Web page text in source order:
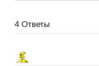
4 Ответы